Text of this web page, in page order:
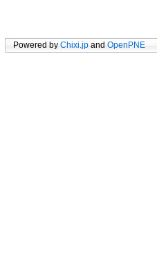
Powered by Chixi.jp and OpenPNE